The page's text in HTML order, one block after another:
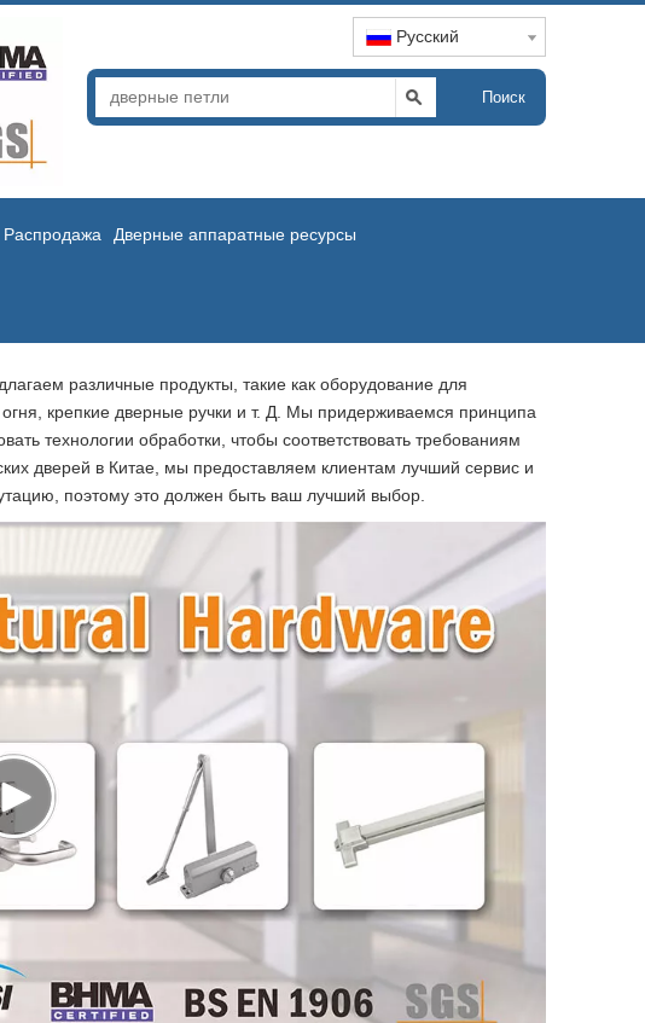
Pусский
Поиск
Распродажа Дверные аппаратные ресурсы
различные продукты, такие как оборудование для
крепкие дверные ручки и т. Д. Мы придерживаемся принципа
технологии обработки, чтобы соответствовать требованиям
дверей в Китае, мы предоставляем клиентам лучший сервис и
поэтому это должен быть ваш лучший выбор.